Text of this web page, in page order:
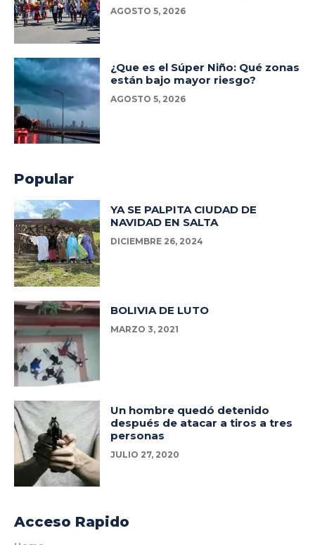
AGOSTO 5, 2026
¿Que es el Súper Niño: Qué zonas
están bajo mayor riesgo?
AGOSTO 5, 2026
Popular
YA SE PALPITA CIUDAD DE
NAVIDAD EN SALTA
DICIEMBRE 26, 2024
BOLIVIA DE LUTO
MARZO 3, 2021
Un hombre quedó detenido
después de atacar a tiros a tres
personas
JULIO 27, 2020
Acceso Rapido